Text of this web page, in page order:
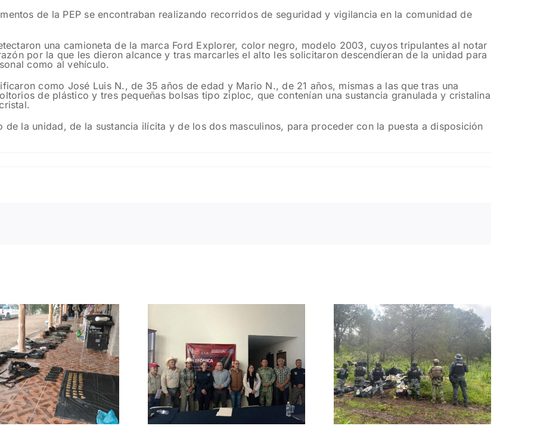
de la PEP se encontraban realizando recorridos de seguridad y vigilancia en la comunidad de
una camioneta de la marca Ford Explorer, color negro, modelo 2003, cuyos tripulantes al notar
por la que les dieron alcance y tras marcarles el alto les solicitaron descendieran de la unidad para
como al vehículo.
como José Luis N., de 35 años de edad y Mario N., de 21 años, mismas a las que tras una
de plástico y tres pequeñas bolsas tipo ziploc, que contenían una sustancia granulada y cristalina
la unidad, de la sustancia ilícita y de los dos masculinos, para proceder con la puesta a disposición
Impulsan en
Morelos acciones
preventivas contra
la extorsión con
sectores
productivos y
comerciales
Fuerzas de
Seguridad
campamento
utilizado por grupo
delictivo; aseguran
vehículo,
cartuchos y